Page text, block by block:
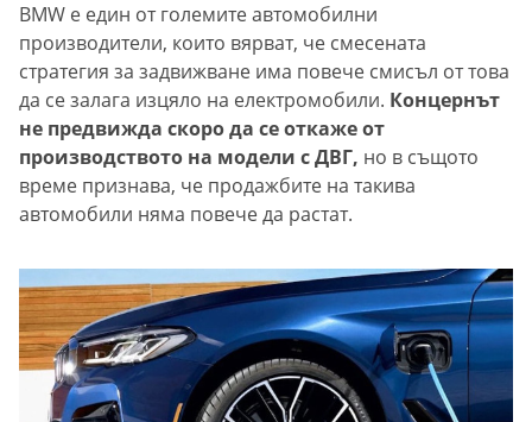
BMW е един от големите автомобилни
производители, които вярват, че смесената
стратегия за задвижване има повече смисъл от това
да се залага изцяло на електромобили. Концернът
не предвижда скоро да се откаже от
производството на модели с ДВГ, но в същото
време признава, че продажбите на такива
автомобили няма повече да растат.